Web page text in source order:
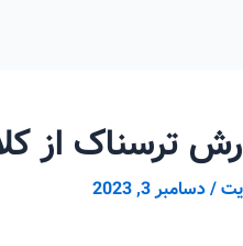
ترسناک از
/دسامبر 3, 2023